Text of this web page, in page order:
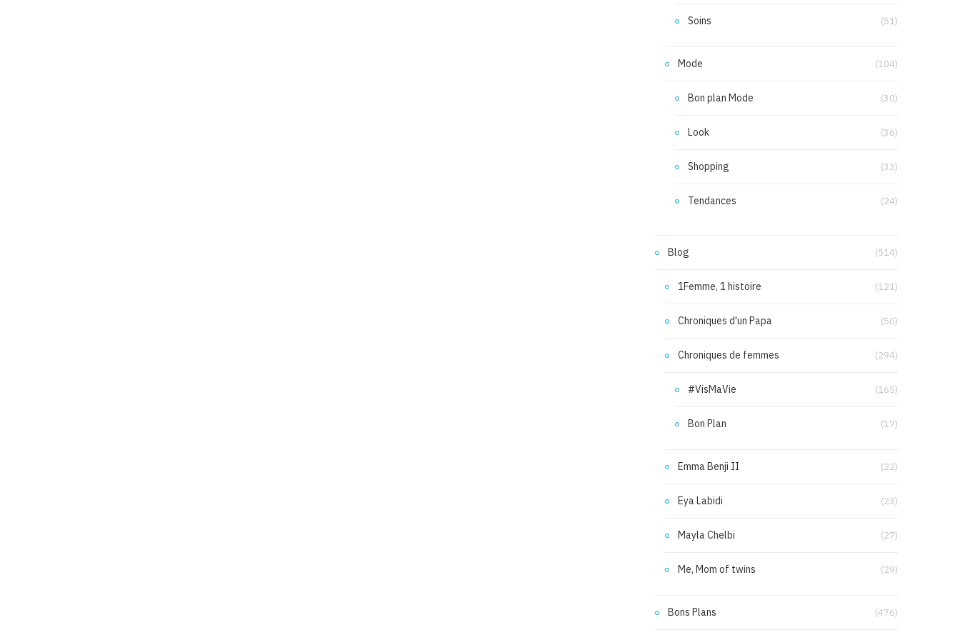
Soins (51)
Mode (104)
Bon plan Mode (30)
Look (36)
Shopping (33)
Tendances (24)
Blog (514)
1Femme, 1 histoire (121)
Chroniques d'un Papa (50)
Chroniques de femmes (294)
#VisMaVie (165)
Bon Plan (17)
Emma Benji II (22)
Eya Labidi (23)
Mayla Chelbi (27)
Me, Mom of twins (29)
Bons Plans (476)